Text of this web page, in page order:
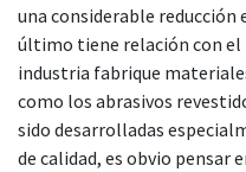
una considerable reducción
último tiene relación con el
industria fabrique
como los abrasivos
sido desarrolladas
de calidad, es obvio pensar